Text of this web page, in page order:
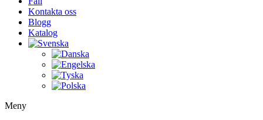
Kontakta oss
Blogg
Katalog
Meny